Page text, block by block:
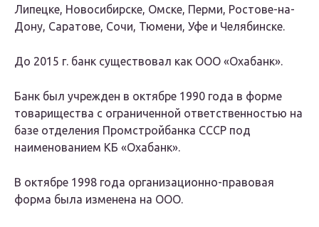
Липецке, Новосибирске, Омске, Перми, Ростове-на-
Дону, Саратове, Сочи, Тюмени, Уфе и Челябинске.
До 2015 г. банк существовал как ООО «Охабанк».
Банк был учрежден в октябре 1990 года в форме
товарищества с ограниченной ответственностью на
базе отделения Промстройбанка СССР под
наименованием КБ «Охабанк».
В октябре 1998 года организационно-правовая
форма была изменена на ООО.